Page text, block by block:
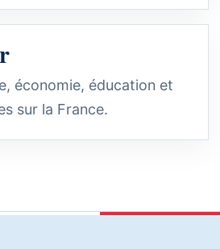
économie, éducation et
sur la France.